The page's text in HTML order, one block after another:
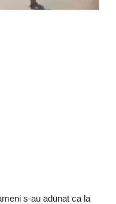
s-au adunat ca la